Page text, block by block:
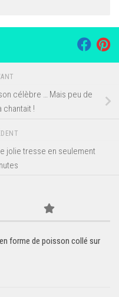
célèbre … Mais peu de
chantait !
jolie tresse en seulement
forme de poisson collé sur